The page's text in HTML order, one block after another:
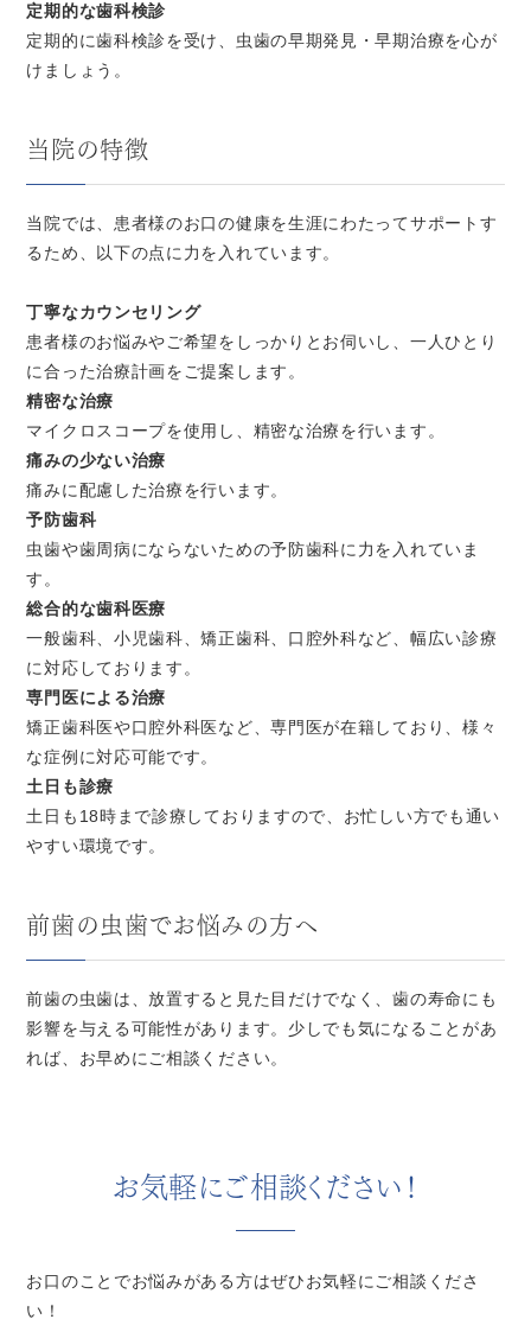
定期的な歯科検診
定期的に歯科検診を受け、虫歯の早期発見・早期治療を心が
けましょう。
当院の特徴
当院では、患者様のお口の健康を生涯にわたってサポートす
るため、以下の点に力を入れています。
丁寧なカウンセリング
患者様のお悩みやご希望をしっかりとお伺いし、一人ひとり
に合った治療計画をご提案します。
精密な治療
マイクロスコープを使用し、精密な治療を行います。
痛みの少ない治療
痛みに配慮した治療を行います。
予防歯科
虫歯や歯周病にならないための予防歯科に力を入れていま
す。
総合的な歯科医療
一般歯科、小児歯科、矯正歯科、口腔外科など、幅広い診療
に対応しております。
専門医による治療
矯正歯科医や口腔外科医など、専門医が在籍しており、様々
な症例に対応可能です。
土日も診療
土日も18時まで診療しておりますので、お忙しい方でも通い
やすい環境です。
前歯の虫歯でお悩みの方へ
前歯の虫歯は、放置すると見た目だけでなく、歯の寿命にも
影響を与える可能性があります。少しでも気になることがあ
れば、お早めにご相談ください。
お気軽にご相談ください！
お口のことでお悩みがある方はぜひお気軽にご相談くださ
い！